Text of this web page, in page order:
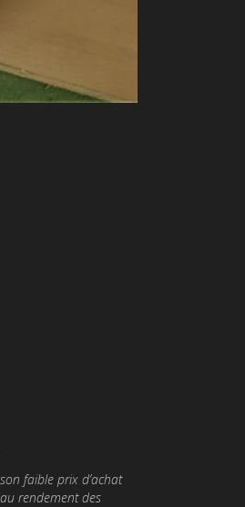
faible prix d’achat
rendement des